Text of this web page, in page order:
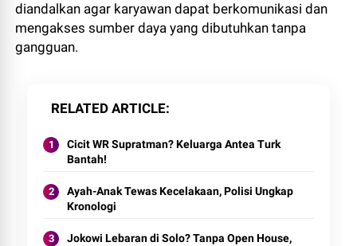
diandalkan agar karyawan dapat berkomunikasi dan
mengakses sumber daya yang dibutuhkan tanpa
gangguan.
RELATED ARTICLE
Cicit WR Supratman? Keluarga Antea Turk
Bantah!
Ayah-Anak Tewas Kecelakaan, Polisi Ungkap
Kronologi
Jokowi Lebaran di Solo? Tanpa Open House,